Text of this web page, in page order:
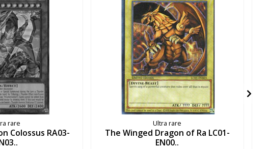
rare
Colossus RA03-
Ultra rare
The Winged Dragon of Ra LC01-
EN00..